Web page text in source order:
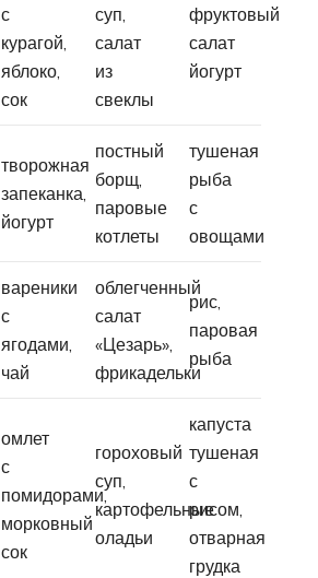
с
курагой,
яблоко,
сок
суп,
салат
из
свеклы
фруктовый
салат
йогурт
творожная
запеканка,
йогурт
постный
борщ,
паровые
котлеты
тушеная
рыба
с
овощами
вареники
с
ягодами,
чай
облегченный
салат
«Цезарь»,
фрикадельки
рис,
паровая
рыба
омлет
с
помидорами,
морковный
сок
гороховый
суп,
картофельные
оладьи
капуста
тушеная
с
рисом,
отварная
грудка